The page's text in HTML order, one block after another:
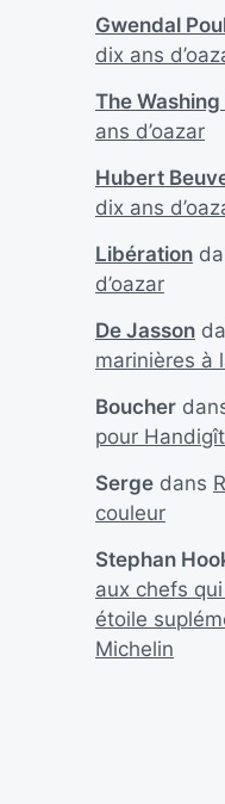
Gwendal
dix ans
The Washing
ans d’oazar
Hubert
dix ans
Libération
d’oazar
De Jasson
marinières à
Boucher
pour
Serge dans
couleur
Stephan
aux chefs
étoile
Michelin